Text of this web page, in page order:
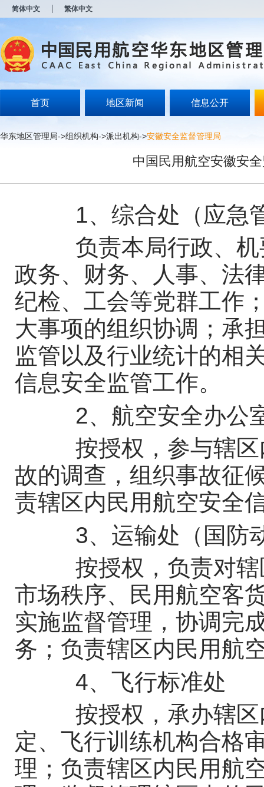
简体中文 繁体中文
首页 地区新闻 信息公开
华东地区管理局->组织机构->派出机构->安徽安全监督管理局
中国民用航空安徽安
1、综合处（应急
负责本局行政、机
政务、财务、人事、法
纪检、工会等党群工作
大事项的组织协调；承
监管以及行业统计的相
信息安全监管工作。
2、航空安全办公
按授权，参与辖区
故的调查，组织事故征
责辖区内民用航空安全
3、运输处（国防
按授权，负责对辖
市场秩序、民用航空客
实施监督管理，协调完
务；负责辖区内民用航
4、飞行标准处
按授权，承办辖区
定、飞行训练机构合格
理；负责辖区内民用航
开
无
障
说
按
Alt
键